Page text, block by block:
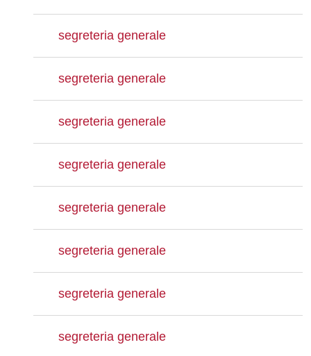
segreteria generale
segreteria generale
segreteria generale
segreteria generale
segreteria generale
segreteria generale
segreteria generale
segreteria generale